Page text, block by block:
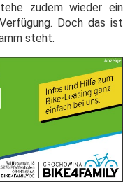
zudem wieder ein
Doch das ist
steht.